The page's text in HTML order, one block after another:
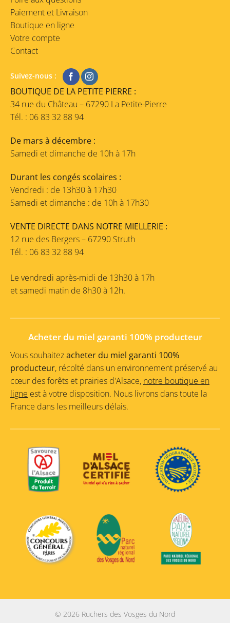
Paiement et Livraison
Boutique en ligne
Votre compte
Contact
Suivez-nous :
BOUTIQUE DE LA PETITE PIERRE :
34 rue du Château – 67290 La Petite-Pierre
Tél. : 06 83 32 88 94
De mars à décembre :
Samedi et dimanche de 10h à 17h
Durant les congés scolaires :
Vendredi : de 13h30 à 17h30
Samedi et dimanche : de 10h à 17h30
VENTE DIRECTE DANS NOTRE MIELLERIE :
12 rue des Bergers – 67290 Struth
Tél. : 06 83 32 88 94
Le vendredi après-midi de 13h30 à 17h
et samedi matin de 8h30 à 12h.
Acheter du miel garanti 100% producteur
Vous souhaitezacheter du miel garanti 100%
producteur, récolté dans un environnement préservé au
cœur des forêts et prairies d'Alsace, notre boutique en
ligne est à votre disposition. Nous livrons dans toute la
France dans les meilleurs délais.
© 2026 Ruchers des Vosges du Nord